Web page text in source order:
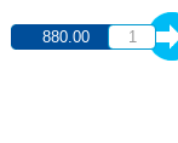
880.00